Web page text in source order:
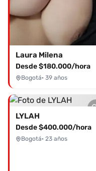
Laura Milena
Desde $180.000/hora
Bogotá· 39 años
LYLAH
Desde $400.000/hora
Bogotá· 23 años